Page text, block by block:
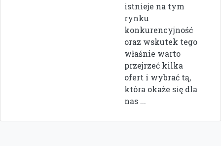
istnieje na tym
rynku
konkurencyjność
oraz wskutek tego
właśnie warto
przejrzeć kilka
ofert i wybrać tą,
która okaże się dla
nas ...